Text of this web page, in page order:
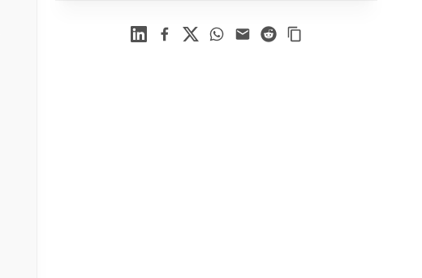
LinkedinFacebook
X WhatsApp
Mail Reddit